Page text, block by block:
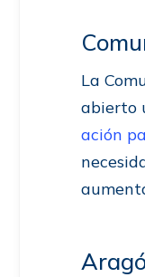
La
abierto
ación